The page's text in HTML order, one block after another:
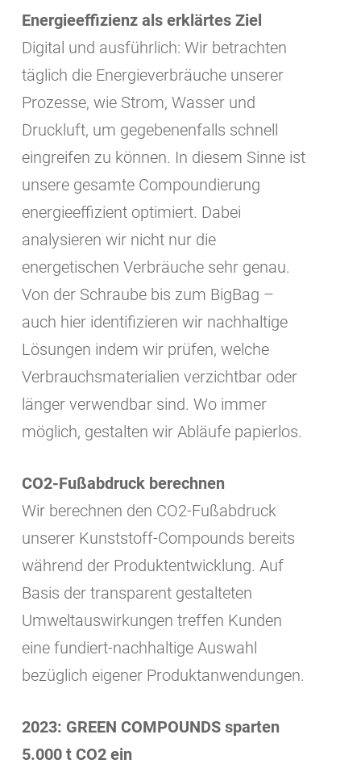
Energieeffizienz als erklärtes Ziel
Digital und ausführlich: Wir betrachten
täglich die Energieverbräuche unserer
Prozesse, wie Strom, Wasser und
Druckluft, um gegebenenfalls schnell
eingreifen zu können. In diesem Sinne ist
unsere gesamte Compoundierung
energieeffizient optimiert. Dabei
analysieren wir nicht nur die
energetischen Verbräuche sehr genau.
Von der Schraube bis zum BigBag –
auch hier identifizieren wir nachhaltige
Lösungen indem wir prüfen, welche
Verbrauchsmaterialien verzichtbar oder
länger verwendbar sind. Wo immer
möglich, gestalten wir Abläufe papierlos.
CO2-Fußabdruck berechnen
Wir berechnen den CO2-Fußabdruck
unserer Kunststoff-Compounds bereits
während der Produktentwicklung. Auf
Basis der transparent gestalteten
Umweltauswirkungen treffen Kunden
eine fundiert-nachhaltige Auswahl
bezüglich eigener Produktanwendungen.
2023: GREEN COMPOUNDS sparten
5.000 t CO2 ein